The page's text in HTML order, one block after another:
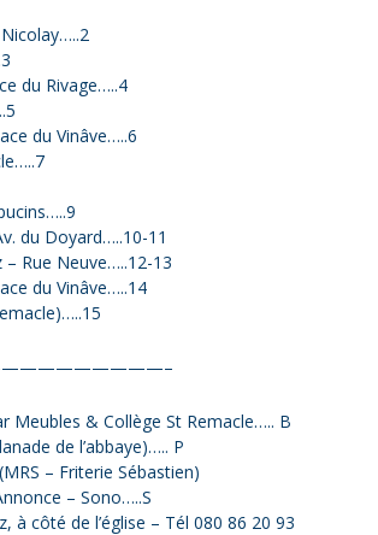
du Rivage…..4
du Vinâve…..6
du Doyard…..10-11
– Rue Neuve…..12-13
du Vinâve…..14
Meubles & Collège St Remacle….. B
de l’abbaye)….. P
– Friterie Sébastien)
– Sono…..S
à côté de l’église – Tél 080 86 20 93